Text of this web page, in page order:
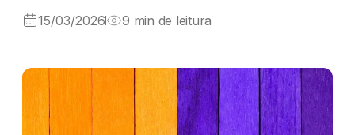
15/03/2026 9 min de leitura